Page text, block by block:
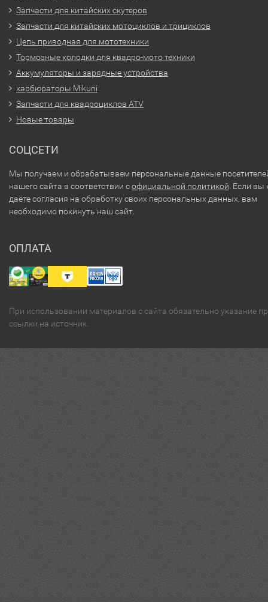
Запчасти для китайских скутеров
Запчасти для китайских мотоциклов и трициклов
Цепь приводная для мототехники
Тормозные колодки для квадро-мото техники
Аккумуляторы и зарядные устройства
карбюраторы Mikuni
Запчасти для квадроциклов ATV
Новые товары
СОЦСЕТИ
Мы получаем и обрабатываем персональные данные
нашего сайта в соответствии софициальной политикой . Если вы
даёте согласия на обработку своих персональных данных, вам
необходимо покинуть наш сайт.
ОПЛАТА
При использовании материалов с сайта обязательно указание
ссылки на источник.